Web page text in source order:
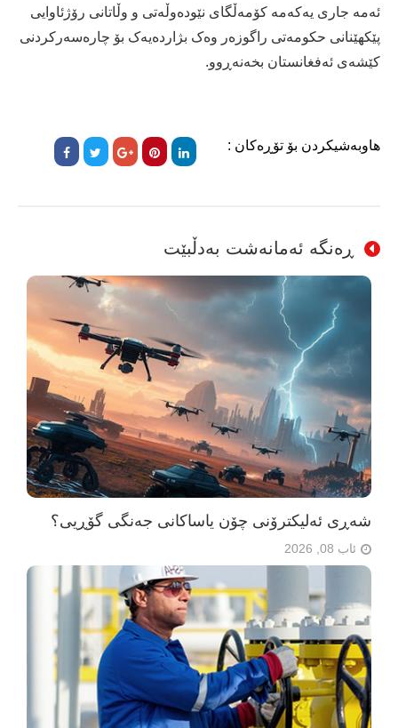
ئەمە جاری یەکەمە کۆمەڵگای نێودەوڵەتی و وڵاتانی رۆژئاوایی
پێکهێنانی حکومەتی راگوزەر وەک بژاردەیەک بۆ چارەسەرکردنی
کێشەی ئەفغانستان بخەنەڕوو.
هاوبەشیکردن بۆ تۆڕەکان :
ڕەنگە ئەمانەشت بەدڵبێت
شەڕی ئەلیکترۆنی چۆن یاساکانی جەنگی گۆڕیی؟
ئاب 08, 2026